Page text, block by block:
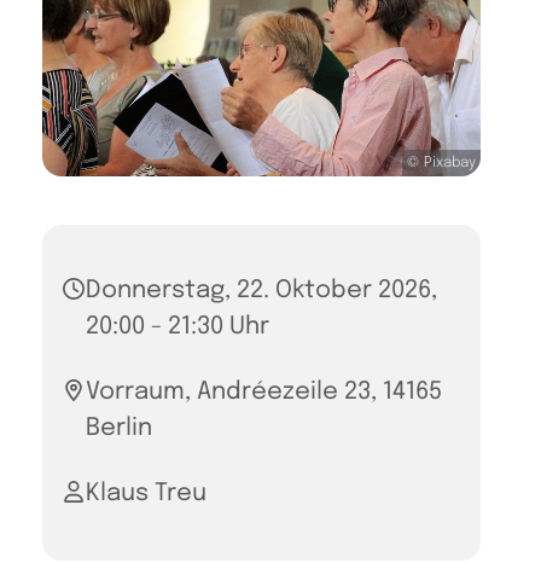
© Pixabay
Donnerstag, 22. Oktober 2026,
20:00 - 21:30 Uhr
Vorraum, Andréezeile 23, 14165
Berlin
Klaus Treu